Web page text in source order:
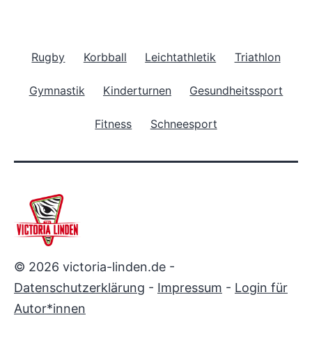
Rugby Korbball Leichtathletik Triathlon
Gymnastik Kinderturnen Gesundheitssport
Fitness Schneesport
© 2026 victoria-linden.de -
Datenschutzerklärung - Impressum - Login für
Autor*innen